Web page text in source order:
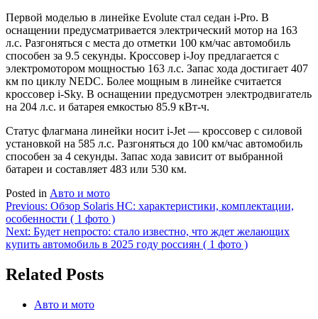
Первой моделью в линейке Evolute стал седан i-Pro. В
оснащении предусматривается электрический мотор на 163
л.с. Разгоняться с места до отметки 100 км/час автомобиль
способен за 9.5 секунды. Кроссовер i-Joy предлагается с
электромотором мощностью 163 л.с. Запас хода достигает 407
км по циклу NEDC. Более мощным в линейке считается
кроссовер i-Sky. В оснащении предусмотрен электродвигатель
на 204 л.с. и батарея емкостью 85.9 кВт-ч.
Статус флагмана линейки носит i-Jet — кроссовер с силовой
установкой на 585 л.с. Разгоняться до 100 км/час автомобиль
способен за 4 секунды. Запас хода зависит от выбранной
батареи и составляет 483 или 530 км.
Posted in Авто и мото
Навигация
по
записям
Previous: Обзор Solaris HC: характеристики, комплектации,
особенности ( 1 фото )
Next: Будет непросто: стало известно, что ждет желающих
купить автомобиль в 2025 году россиян ( 1 фото )
Related Posts
Авто и мото